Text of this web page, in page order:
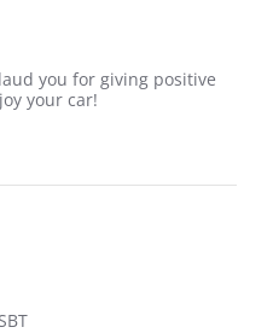
you for giving positive
your car!